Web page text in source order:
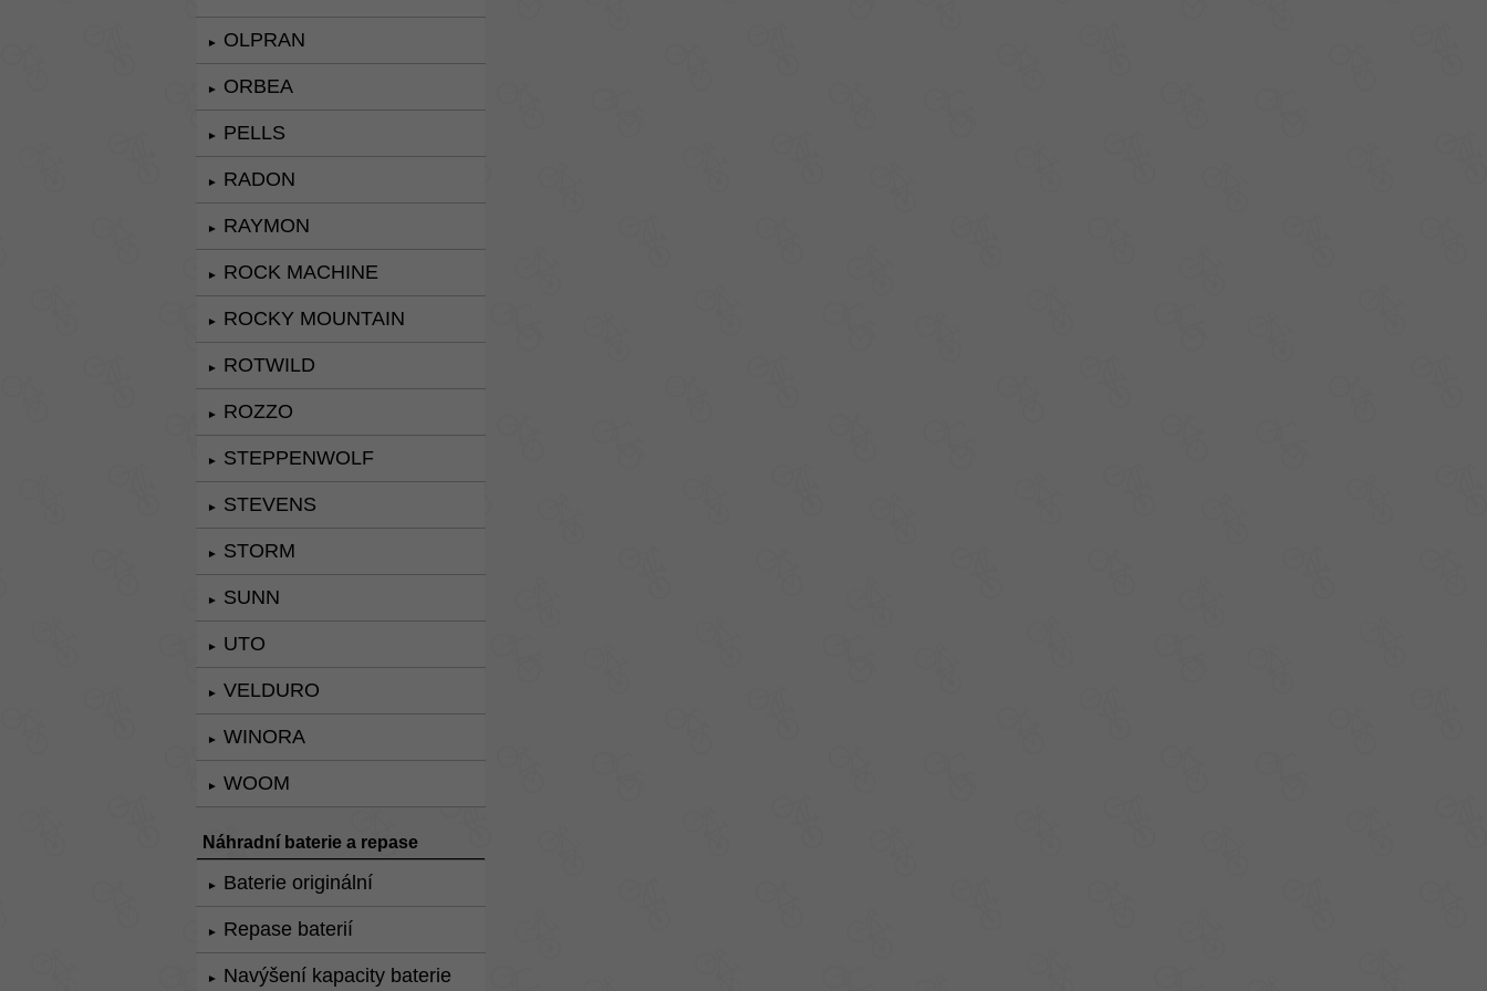
► OLPRAN
► ORBEA
► PELLS
► RADON
► RAYMON
► ROCK MACHINE
► ROCKY MOUNTAIN
► ROTWILD
► ROZZO
► STEPPENWOLF
► STEVENS
► STORM
► SUNN
► UTO
► VELDURO
► WINORA
► WOOM
Náhradní baterie a repase
► Baterie originální
► Repase baterií
► Navýšení kapacity baterie